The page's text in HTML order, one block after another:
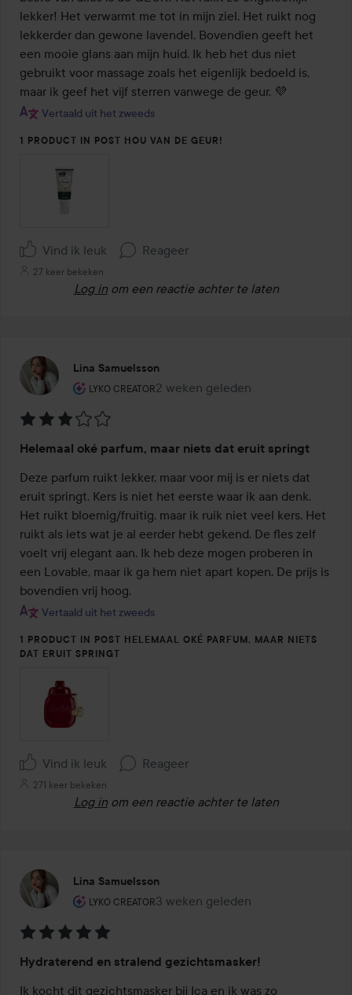
lekker! Het verwarmt me tot in mijn ziel. Het ruikt nog
lekkerder dan gewone lavendel. Bovendien geeft het
een mooie glans aan mijn huid. Ik heb het dus niet
gebruikt voor massage zoals het eigenlijk bedoeld is,
maar ik geef het vijf sterren vanwege de geur. 💜
Vertaald uit het zweeds
1 PRODUCT IN POST HOU VAN DE GEUR!
Vind ik leuk Reageer
27 keer bekeken
Log in om een reactie achter te laten
Lina Samuelsson
LYKO CREATOR
De rol van de gebruiker: Lyko Creator.
2 weken geleden
Het bericht is gemaakt 2 weken
3
van
de
5
Helemaal oké parfum, maar niets dat eruit springt
Deze parfum ruikt lekker, maar voor mij is er niets dat
eruit springt. Kers is niet het eerste waar ik aan denk.
Het ruikt bloemig/fruitig, maar ik ruik niet veel kers. Het
ruikt als iets wat je al eerder hebt gekend. De fles zelf
voelt vrij elegant aan. Ik heb deze mogen proberen in
een Lovable, maar ik ga hem niet apart kopen. De prijs is
bovendien vrij hoog.
Vertaald uit het zweeds
1 PRODUCT IN POST HELEMAAL OKÉ PARFUM, MAAR NIETS
DAT ERUIT SPRINGT
Vind ik leuk Reageer
271 keer bekeken
Log in om een reactie achter te laten
Lina Samuelsson
LYKO CREATOR
De rol van de gebruiker: Lyko Creator.
3 weken geleden
Het bericht is gemaakt 3 weken
5
van
Hydraterend en stralend gezichtsmasker!
Ik kocht dit gezichtsmasker bij Ica en ik was zo